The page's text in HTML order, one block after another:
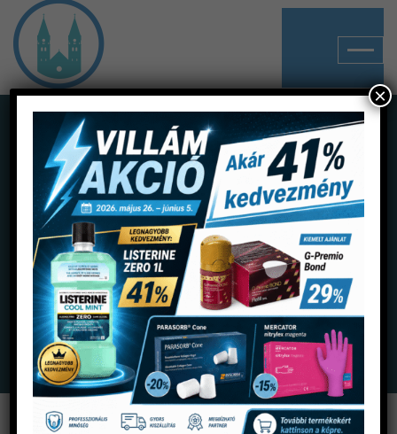
Shop
Home Termékek
Rögzítő cementek
Üvegionomer cementek
Fuji I folyadék utántöltő
×